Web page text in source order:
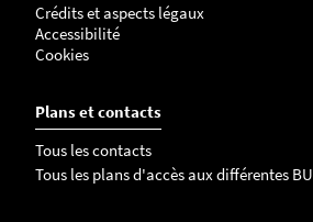
Crédits et aspects légaux
Accessibilité
Cookies
Plans et contacts
Tous les contacts
Tous les plans d'accès aux différentes BU